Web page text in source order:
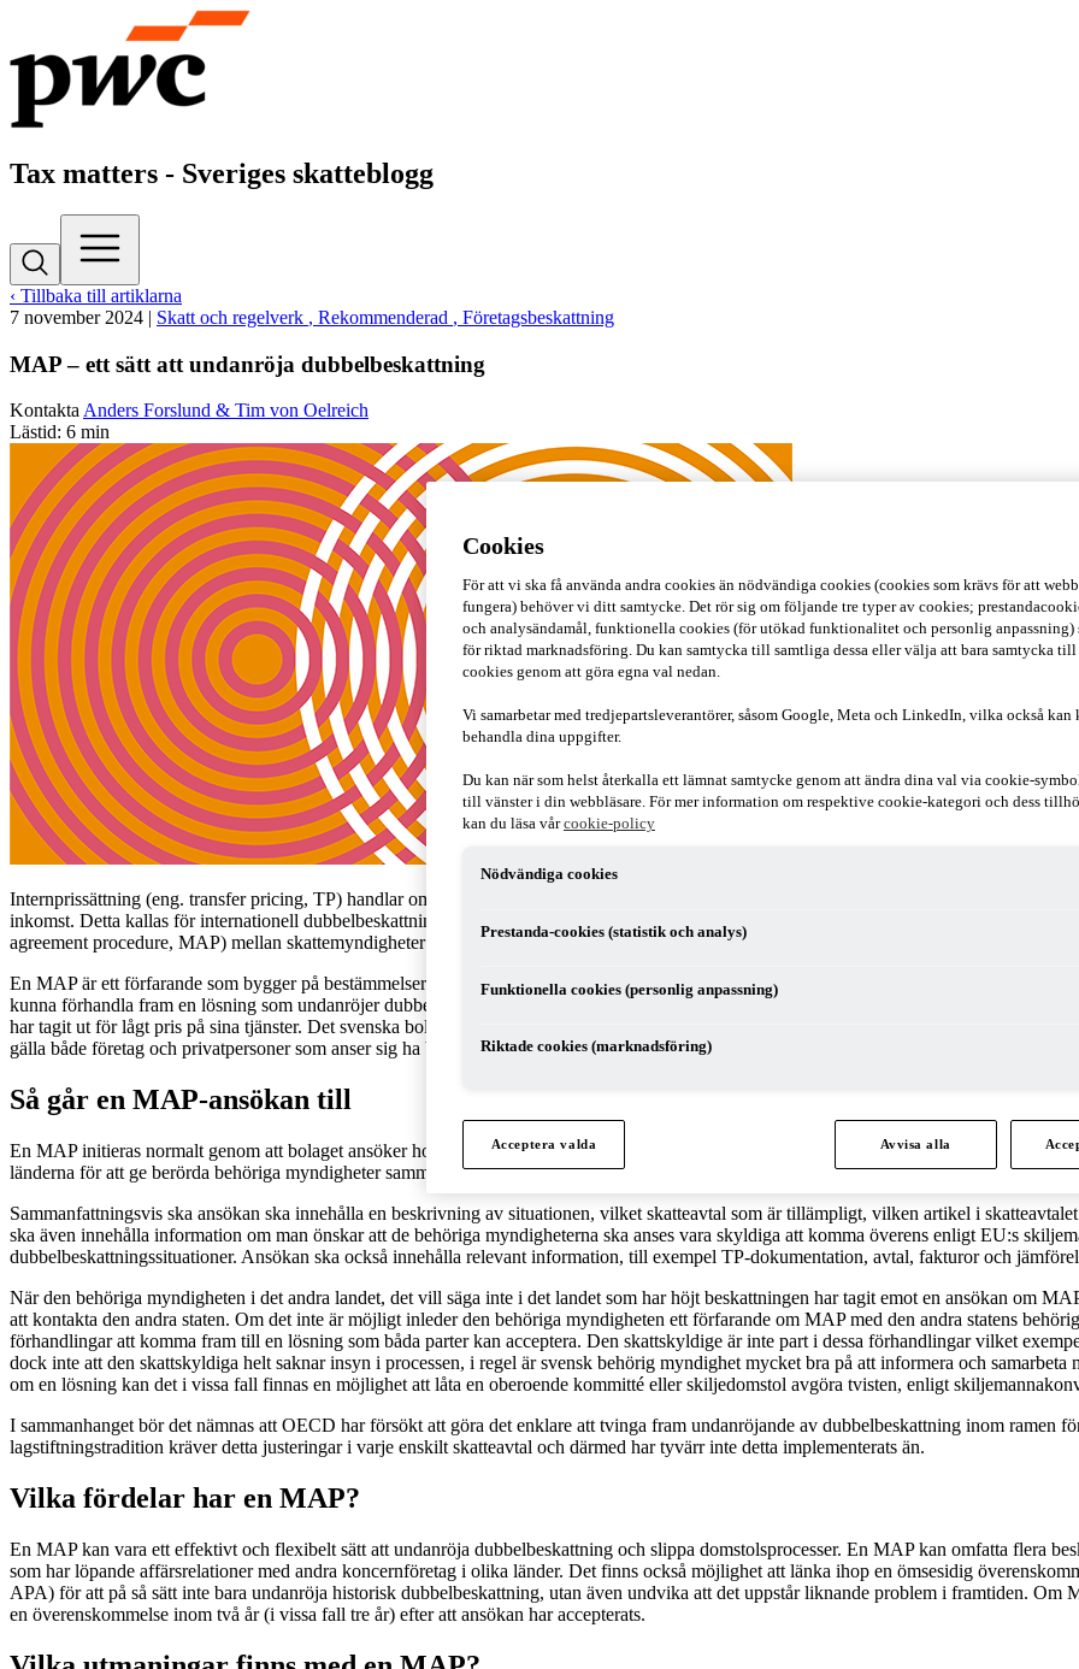
Tax matters - Sveriges skatteblogg
‹ Tillbaka till artiklarna
7 november 2024 | Skatt och regelverk , Rekommenderad , Företagsbeskattning
MAP – ett sätt att undanröja dubbelbeskattning
Kontakta Anders Forslund & Tim von Oelreich
Lästid: 6 min
Internprissättning (eng. transfer pricing, TP) handlar om när ett företag har gränsöverskridande transaktioner med ett annat företag i samma
inkomst. Detta kallas för internationell dubbelbeskattning och kan leda till höga skattekostnader och betydande administrativt arbete för
agreement procedure, MAP) mellan skattemyndigheter kan vara ett sätt att lösa sådana tvister och undanröja dubbelbeskattningen. Artikeln
En MAP är ett förfarande som bygger på bestämmelser i skatteavtal mellan olika länder. Syftet är att de behöriga myndigheterna (i Sverige
kunna förhandla fram en lösning som undanröjer dubbelbeskattningen eller annan beskattning som strider mot skatteavtalet. Ett exempel på
har tagit ut för lågt pris på sina tjänster. Det svenska bolaget får därmed en skattepliktig intäkt. Motsvarande höjd kostnad blir inte
gälla både företag och privatpersoner som anser sig ha blivit dubbelbeskattade eller diskriminerade i strid med ett skatteavtal. Denna artikel
Så går en MAP-ansökan till
En MAP initieras normalt genom att bolaget ansöker hos den behöriga myndigheten i ett eller båda länderna som är inblandade i
länderna för att ge berörda behöriga myndigheter samma informationsgrund, men det kan enligt vår erfarenhet finnas undantag baserat på
Sammanfattningsvis ska ansökan ska innehålla en beskrivning av situationen, vilket skatteavtal som är tillämpligt, vilken artikel i
ska även innehålla information om man önskar att de behöriga myndigheterna ska anses vara skyldiga att komma överens enligt EU:s
dubbelbeskattningssituationer. Ansökan ska också innehålla relevant information, till exempel TP-dokumentation, avtal, fakturor och
När den behöriga myndigheten i det andra landet, det vill säga inte i det landet som har höjt beskattningen har tagit emot en ansökan om
att kontakta den andra staten. Om det inte är möjligt inleder den behöriga myndigheten ett förfarande om MAP med den andra statens
förhandlingar att komma fram till en lösning som båda parter kan acceptera. Den skattskyldige är inte part i dessa förhandlingar vilket
dock inte att den skattskyldiga helt saknar insyn i processen, i regel är svensk behörig myndighet mycket bra på att informera och
om en lösning kan det i vissa fall finnas en möjlighet att låta en oberoende kommitté eller skiljedomstol avgöra tvisten, enligt
I sammanhanget bör det nämnas att OECD har försökt att göra det enklare att tvinga fram undanröjande av dubbelbeskattning inom ramen
lagstiftningstradition kräver detta justeringar i varje enskilt skatteavtal och därmed har tyvärr inte detta implementerats än.
Vilka fördelar har en MAP?
En MAP kan vara ett effektivt och flexibelt sätt att undanröja dubbelbeskattning och slippa domstolsprocesser. En MAP kan omfatta flera
som har löpande affärsrelationer med andra koncernföretag i olika länder. Det finns också möjlighet att länka ihop en ömsesidig
APA) för att på så sätt inte bara undanröja historisk dubbelbeskattning, utan även undvika att det uppstår liknande problem i framtiden. Om
en överenskommelse inom två år (i vissa fall tre år) efter att ansökan har accepterats.
Cookies
För att vi ska få använda andra cookies än nödvändiga cookies (cookies som krävs för att
fungera) behöver vi ditt samtycke. Det rör sig om följande tre typer av cookies;
och analysändamål, funktionella cookies (för utökad funktionalitet och personlig anpassning)
för riktad marknadsföring. Du kan samtycka till samtliga dessa eller välja att bara samtycka
cookies genom att göra egna val nedan.
Vi samarbetar med tredjepartsleverantörer, såsom Google, Meta och LinkedIn, vilka också kan
behandla dina uppgifter.
Du kan när som helst återkalla ett lämnat samtycke genom att ändra dina val via cookie-
till vänster i din webbläsare. För mer information om respektive cookie-kategori och dess
kan du läsa vårcookie-policy
Nödvändiga cookies
Prestanda-cookies (statistik och analys)
Funktionella cookies (personlig anpassning)
Riktade cookies (marknadsföring)
Acceptera valda Avvisa alla